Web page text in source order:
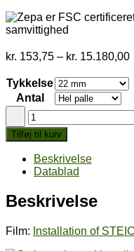
kr. 153,75 – kr. 15.180,00
Tykkelse
Antal
STEICO
Universal
Black
Tilføj til kurv
Beskrivelse
Datablad
Beskrivelse
Film: Installation of